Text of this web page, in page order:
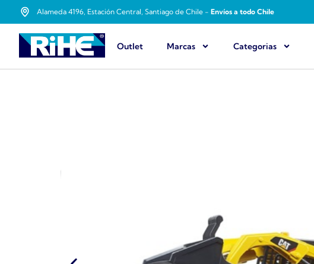
Alameda 4196, Estación Central, Santiago de Chile - Envíos a todo Chile
Outlet Marcas Categorias